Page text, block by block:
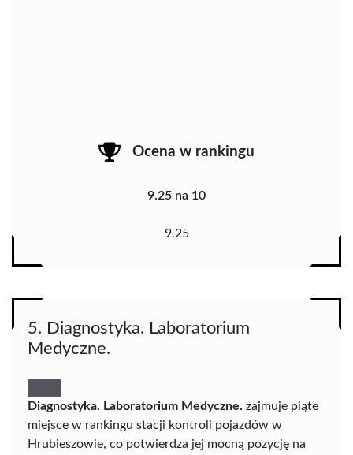
Ocena w rankingu
9.25 na 10
9.25
5. Diagnostyka. Laboratorium
Medyczne.
Diagnostyka. Laboratorium Medyczne. zajmuje piąte
miejsce w rankingu stacji kontroli pojazdów w
Hrubieszowie, co potwierdza jej mocną pozycję na